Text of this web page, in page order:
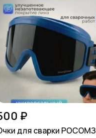
₽
для сварки РОСОМЗ